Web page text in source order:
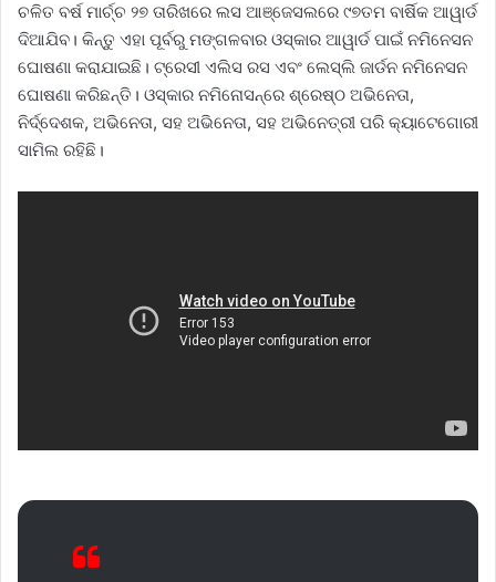
ଚଳିତ ବର୍ଷ ମାର୍ଚ୍ଚ ୨୭ ତାରିଖରେ ଲସ ଆଞ୍ଜେସଲରେ ୯୭ତମ ବାର୍ଷିକ ଆୱାର୍ଡ
ଦିଆଯିବ। କିନ୍ତୁ ଏହା ପୂର୍ବରୁ ମଙ୍ଗଳବାର ଓସ୍କାର ଆୱାର୍ଡ ପାଇଁ ନମିନେସନ
ଘୋଷଣା କରାଯାଇଛି। ଟ୍ରେସୀ ଏଲିସ ରସ ଏବଂ ଲେସ୍ଲି ଜାର୍ଡନ ନମିନେସନ
ଘୋଷଣା କରିଛନ୍ତି। ଓସ୍କାର ନମିନୋସନ୍‌ରେ ଶ୍ରେଷ୍ଠ ଅଭିନେତା,
ନିର୍ଦ୍ଦେଶକ, ଅଭିନେତା, ସହ ଅଭିନେତା, ସହ ଅଭିନେତ୍ରୀ ପରି କ୍ୟାଟେଗୋରୀ
ସାମିଲ ରହିଛି।